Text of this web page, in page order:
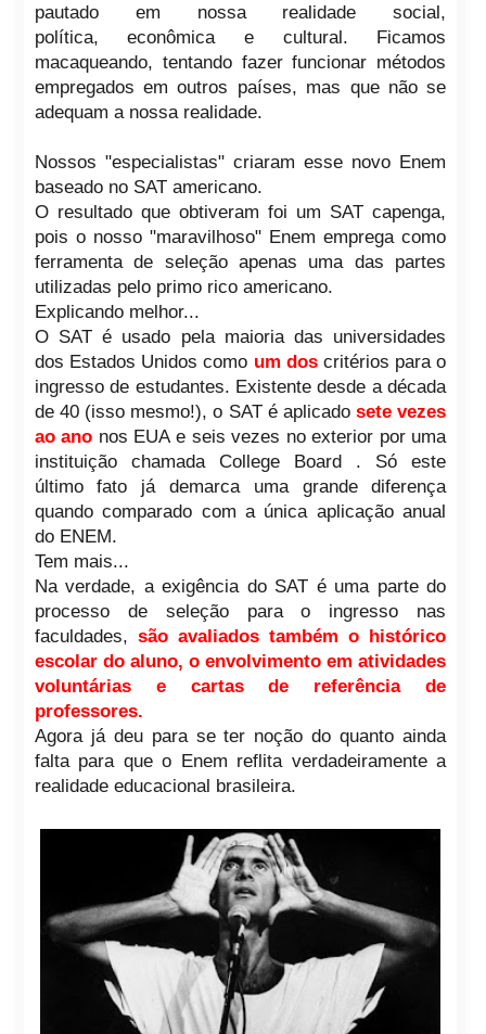
pautado em nossa realidade social,
política, econômica e cultural. Ficamos
macaqueando, tentando fazer funcionar métodos
empregados em outros países, mas que não se
adequam a nossa realidade.
Nossos "especialistas" criaram esse novo Enem
baseado no SAT americano.
O resultado que obtiveram foi um SAT capenga,
pois o nosso "maravilhoso" Enem emprega como
ferramenta de seleção apenas uma das partes
utilizadas pelo primo rico americano.
Explicando melhor...
O SAT é usado pela maioria das universidades
dos Estados Unidos como um doscritérios para o
ingresso de estudantes. Existente desde a década
de 40 (isso mesmo!), o SAT é aplicadosete vezes
ao ano nos EUA e seis vezes no exterior por uma
instituição chamada College Board . Só este
último fato já demarca uma grande diferença
quando comparado com a única aplicação anual
do ENEM.
Tem mais...
Na verdade, a exigência do SAT é uma parte do
processo de seleção para o ingresso nas
faculdades, são avaliados também o histórico
escolar do aluno, o envolvimento em atividades
voluntárias e cartas de referência de
professores.
Agora já deu para se ter noção do quanto ainda
falta para que o Enem reflita verdadeiramente a
realidade educacional brasileira.